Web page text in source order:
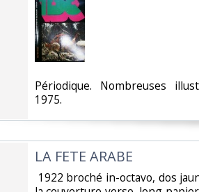
‎Périodique. Nombreuses
1975.‎
‎LA FETE ARABE‎
1922 broché in-octavo, dos